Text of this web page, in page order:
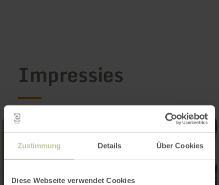
Zustimmung Details Über Cookies
Diese Webseite verwendet Cookies
Impressies